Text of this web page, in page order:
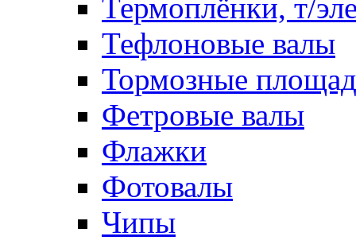
Термоплёнки, т/
Тефлоновые валы
Тормозные
Фетровые валы
Флажки
Фотовалы
Чипы